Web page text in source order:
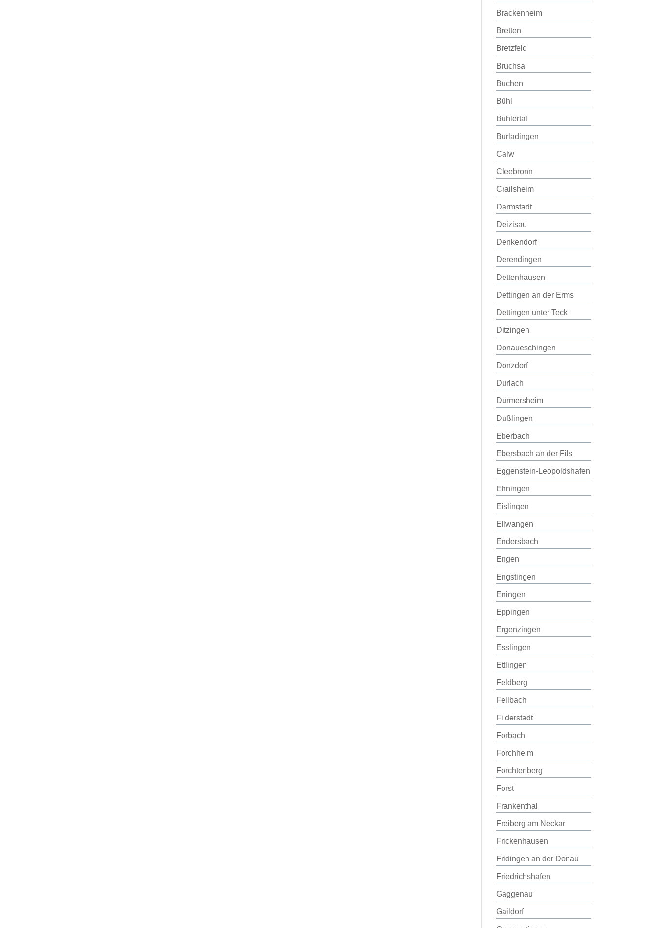
Brackenheim
Bretten
Bretzfeld
Bruchsal
Buchen
Bühl
Bühlertal
Burladingen
Calw
Cleebronn
Crailsheim
Darmstadt
Deizisau
Denkendorf
Derendingen
Dettenhausen
Dettingen an der Erms
Dettingen unter Teck
Ditzingen
Donaueschingen
Donzdorf
Durlach
Durmersheim
Dußlingen
Eberbach
Ebersbach an der Fils
Eggenstein-Leopoldshafen
Ehningen
Eislingen
Ellwangen
Endersbach
Engen
Engstingen
Eningen
Eppingen
Ergenzingen
Esslingen
Ettlingen
Feldberg
Fellbach
Filderstadt
Forbach
Forchheim
Forchtenberg
Forst
Frankenthal
Freiberg am Neckar
Frickenhausen
Fridingen an der Donau
Friedrichshafen
Gaggenau
Gaildorf